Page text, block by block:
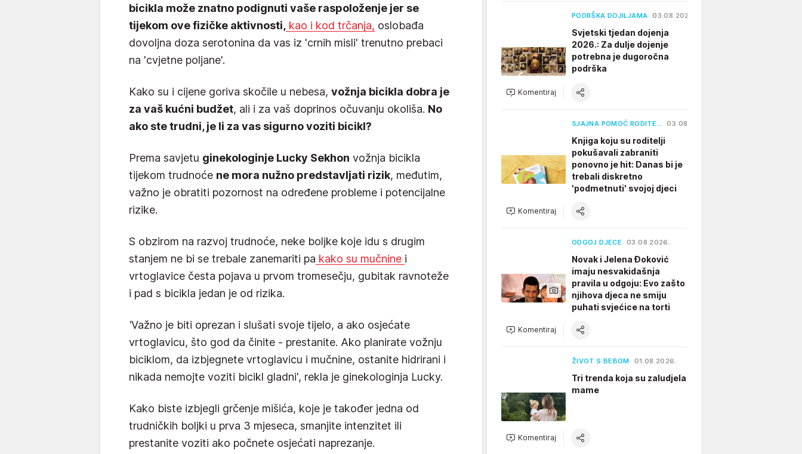
bicikla može znatno podignuti vaše raspoloženje jer se
tijekom ove fizičke aktivnosti, kao i kod trčanja, oslobađa
dovoljna doza serotonina da vas iz 'crnih misli' trenutno prebaci
na 'cvjetne poljane'.
Kako su i cijene goriva skočile u nebesa, vožnja bicikla dobra je
za vaš kućni budžet, ali i za vaš doprinos očuvanju okoliša. No
ako ste trudni, je li za vas sigurno voziti bicikl?
Prema savjetu ginekologinje Lucky Sekhon vožnja bicikla
tijekom trudnoće ne mora nužno predstavljati rizik, međutim,
važno je obratiti pozornost na određene probleme i potencijalne
rizike.
S obzirom na razvoj trudnoće, neke boljke koje idu s drugim
stanjem ne bi se trebale zanemariti pa kako su mučnine i
vrtoglavice česta pojava u prvom tromesečju, gubitak ravnoteže
i pad s bicikla jedan je od rizika.
'Važno je biti oprezan i slušati svoje tijelo, a ako osjećate
vrtoglavicu, što god da činite - prestanite. Ako planirate vožnju
biciklom, da izbjegnete vrtoglavicu i mučnine, ostanite hidrirani i
nikada nemojte voziti bicikl gladni', rekla je ginekologinja Lucky.
Kako biste izbjegli grčenje mišića, koje je također jedna od
trudničkih boljki u prva 3 mjeseca, smanjite intenzitet ili
prestanite voziti ako počnete osjećati naprezanje.
PODRŠKA DOJILJAMA 03.08.2026.
Svjetski tjedan dojenja
2026.: Za dulje dojenje
potrebna je dugoročna
podrška
Komentiraj
SJAJNA POMOĆ RODITE… 03.08.2026.
Knjiga koju su roditelji
pokušavali zabraniti
ponovno je hit: Danas bi je
trebali diskretno
'podmetnuti' svojoj djeci
Komentiraj
ODGOJ DJECE 03.08.2026.
Novak i Jelena Đoković
imaju nesvakidašnja
pravila u odgoju: Evo zašto
njihova djeca ne smiju
puhati svjećice na torti
Komentiraj
ŽIVOT S BEBOM 01.08.2026.
Tri trenda koja su zaludjela
mame
Komentiraj